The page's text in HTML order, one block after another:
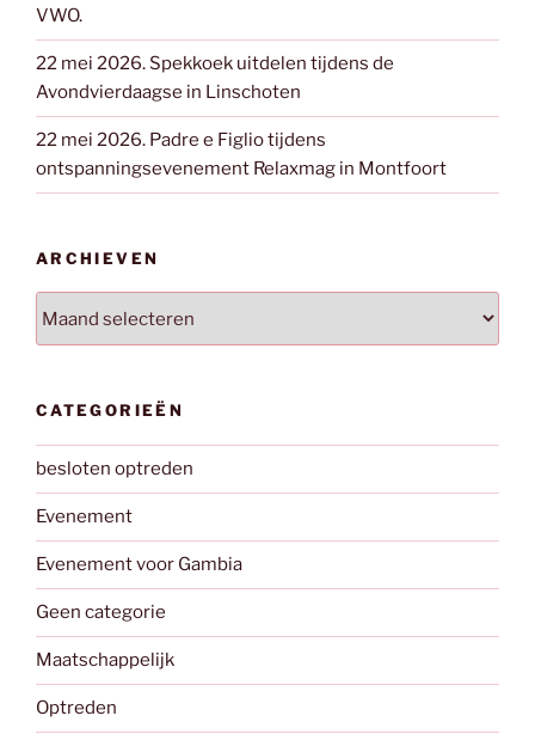
VWO.
22 mei 2026. Spekkoek uitdelen tijdens de
Avondvierdaagse in Linschoten
22 mei 2026. Padre e Figlio tijdens
ontspanningsevenement Relaxmag in Montfoort
ARCHIEVEN
CATEGORIEËN
besloten optreden
Evenement
Evenement voor Gambia
Geen categorie
Maatschappelijk
Optreden